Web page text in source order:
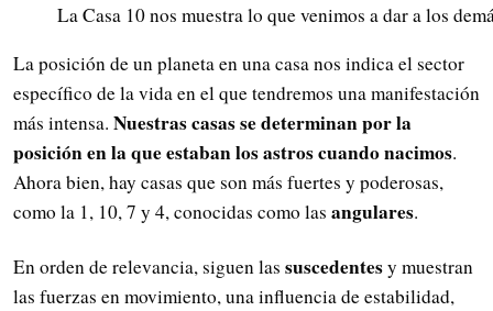
La Casa 10 nos muestra lo que venimos a dar a los
La posición de un planeta en una casa nos indica el sector
específico de la vida en el que tendremos una manifestación
más intensa. Nuestras casas se determinan por la
posición en la que estaban los astros cuando nacimos.
Ahora bien, hay casas que son más fuertes y poderosas,
como la 1, 10, 7 y 4, conocidas como las angulares.
En orden de relevancia, siguen las suscedentesy muestran
las fuerzas en movimiento, una influencia de estabilidad,